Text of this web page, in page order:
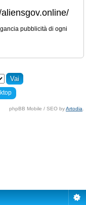
pubblicità di ogni
phpBB Mobile / SEO byArtodia